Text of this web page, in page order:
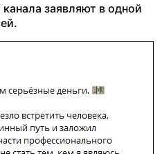
заявляют в одной